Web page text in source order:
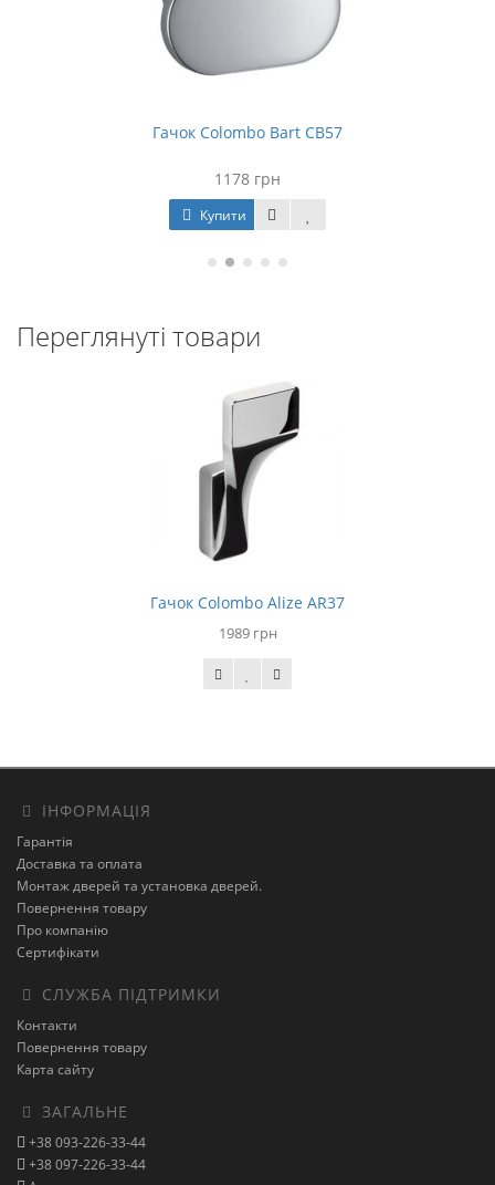
Гачок Colombo Bart CB57
1178 грн
Купити
Переглянуті товари
Гачок Colombo Alize AR37
1989 грн
ІНФОРМАЦІЯ
Гарантія
Доставка та оплата
Монтаж дверей та установка дверей.
Повернення товару
Про компанію
Сертифікати
СЛУЖБА ПІДТРИМКИ
Контакти
Повернення товару
Карта сайту
ЗАГАЛЬНЕ
+38 093-226-33-44
+38 097-226-33-44